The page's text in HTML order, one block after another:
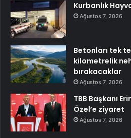
Kurbanlık
Ağustos 7, 2026
Betonları tek
kilometrelik
bırakacaklar
Ağustos 7, 2026
TBB Başkanı
Özel’e ziyaret
Ağustos 7, 2026